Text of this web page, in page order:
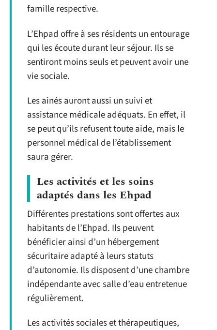
famille respective.
L’Ehpad offre à ses résidents un entourage
qui les écoute durant leur séjour. Ils se
sentiront moins seuls et peuvent avoir une
vie sociale.
Les ainés auront aussi un suivi et
assistance médicale adéquats. En effet, il
se peut qu’ils refusent toute aide, mais le
personnel médical de l’établissement
saura gérer.
Les activités et les soins
adaptés dans les Ehpad
Différentes prestations sont offertes aux
habitants de l’Ehpad. Ils peuvent
bénéficier ainsi d’un hébergement
sécuritaire adapté à leurs statuts
d’autonomie. Ils disposent d’une chambre
indépendante avec salle d’eau entretenue
régulièrement.
Les activités sociales et thérapeutiques,